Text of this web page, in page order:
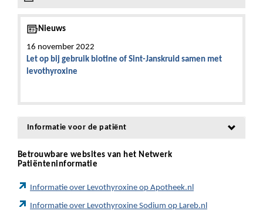
Nieuws
16 november 2022
Let op bij gebruik biotine of Sint-Janskruid samen met
levothyroxine
Informatie voor de patiënt
Betrouwbare websites van het Netwerk
Patiënteninformatie
Informatie over Levothyroxine op Apotheek.nl
Informatie over Levothyroxine Sodium op Lareb.nl